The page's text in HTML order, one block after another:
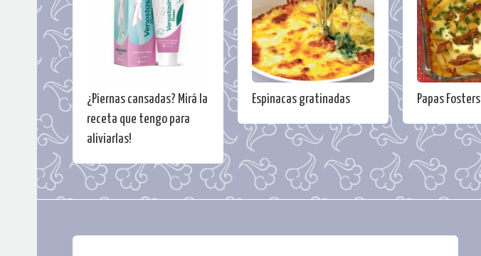
¿Piernas cansadas? Mirá la
receta que tengo para
aliviarlas!
Espinacas gratinadas Papas Fosters